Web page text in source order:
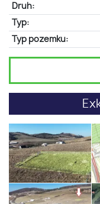
Druh:
Typ:
Typ pozemku: